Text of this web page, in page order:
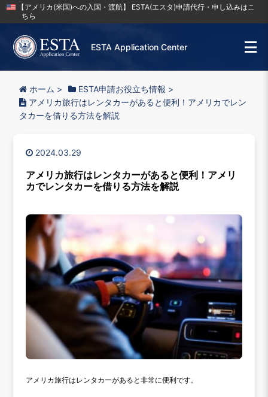
【アメリカ(米国)への入国・渡航】 ESTA(エスタ)申請代行・申し込みはこ
ちら
ESTA Application Center
ホーム > ESTA申請お役立ち情報 >
アメリカ旅行はレンタカーがあると便利！アメリカでレン
タカーを借りる方法を解説
2024.03.29
アメリカ旅行はレンタカーがあると便利！アメリ
カでレンタカーを借りる方法を解説
アメリカ旅行はレンタカーがあると非常に便利です。